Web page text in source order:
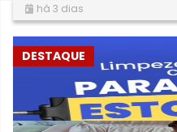
há 3 dias
DESTAQUE